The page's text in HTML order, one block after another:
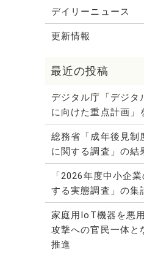
デイリーニュース
更新情報
デジタル庁「デジタ
に向けた重点計画」
総務省「成年後見制
に関する調査」の結
「2026年度中小企
する実態調査」の集
家庭用IoT機器を悪
攻撃への官民一体と
推進